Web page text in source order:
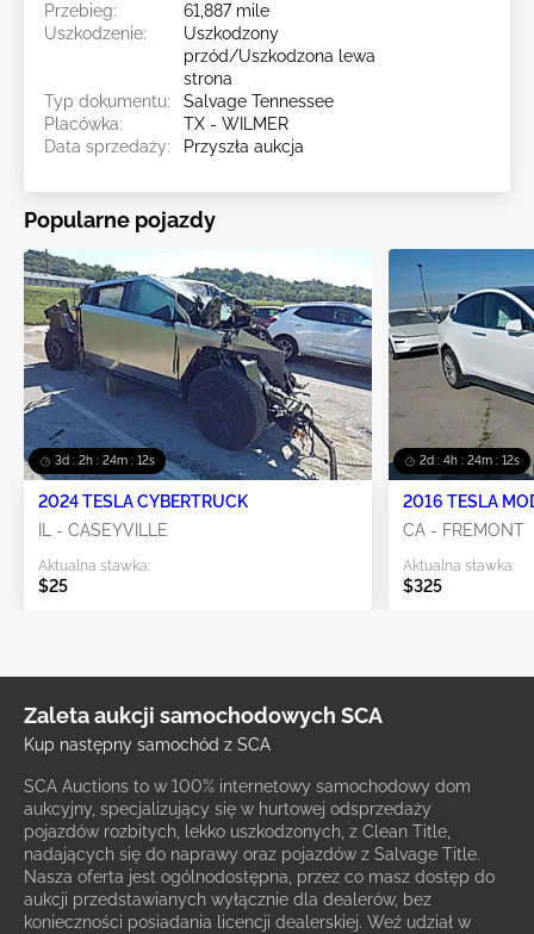
Przebieg:
61,887 mile
Uszkodzenie:
Uszkodzony
przód/Uszkodzona lewa
strona
Typ dokumentu:
Salvage Tennessee
Placówka:
TX - WILMER
Data sprzedaży:
Przyszła aukcja
Popularne pojazdy
3d : 2h : 24m : 10s
2024 TESLA CYBERTRUCK
IL - CASEYVILLE
Aktualna stawka:
$25
2d : 4h : 24m : 10s
2016 TESLA
CA - FREMONT
Aktualna stawka:
$325
Zaleta aukcji samochodowych SCA
Kup następny samochód z SCA
SCA Auctions to w 100% internetowy samochodowy dom
aukcyjny, specjalizujący się w hurtowej odsprzedaży
pojazdów rozbitych, lekko uszkodzonych, z Clean Title,
nadających się do naprawy oraz pojazdów z Salvage Title.
Nasza oferta jest ogólnodostępna, przez co masz dostęp do
aukcji przedstawianych wyłącznie dla dealerów, bez
konieczności posiadania licencji dealerskiej. Weź udział w